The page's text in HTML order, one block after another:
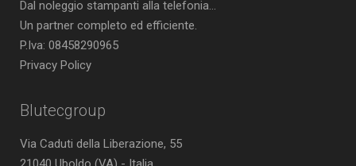
Dal noleggio stampanti alla telefonia...
Un partner completo ed efficiente.
P.Iva: 08458290965
Privacy Policy
Blutecgroup
Via Caduti della Liberazione, 55